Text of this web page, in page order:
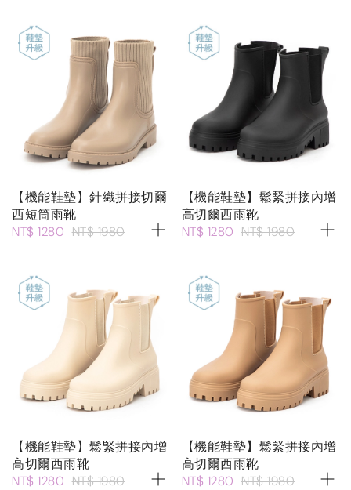
【機能鞋墊】針織拼接切爾
西短筒雨靴
NT$ 1280 NT$ 1980
【機能鞋墊】鬆緊拼接內增
高切爾西雨靴
NT$ 1280 NT$ 1980
【機能鞋墊】鬆緊拼接內增
高切爾西雨靴
NT$ 1280 NT$ 1980
【機能鞋墊】鬆緊拼接內增
高切爾西雨靴
NT$ 1280 NT$ 1980